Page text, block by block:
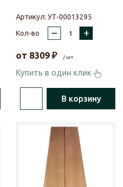
Артикул: УТ-00013295
Кол-во
– +
от 8309 ₽ / шт
Купить в один клик
В корзину